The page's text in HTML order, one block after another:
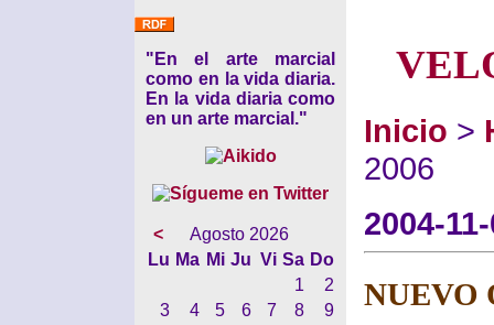
"En el arte marcial
como en la vida diaria.
En la vida diaria como
en un arte marcial."
<
Agosto 2026
Lu Ma Mi Ju Vi Sa Do
1
2
3
4 5 6 7 8
9
Inicio >
2006
2004-
NUEVO